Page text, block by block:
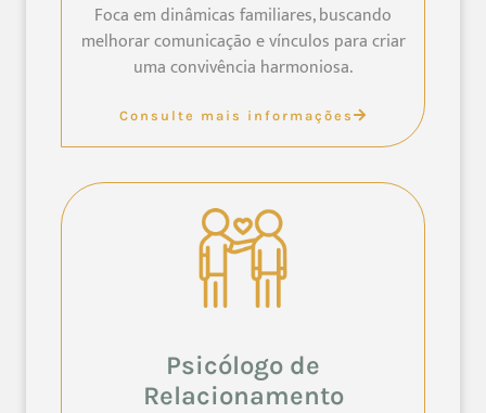
Foca em dinâmicas familiares, buscando
melhorar comunicação e vínculos para criar
uma convivência harmoniosa.
Consulte mais informações
Psicólogo de
Relacionamento